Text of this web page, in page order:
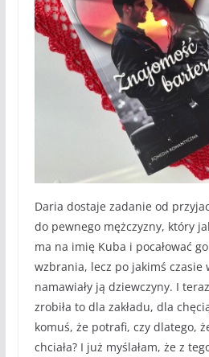
Daria dostaje zadanie od
do pewnego mężczyzny, który
ma na imię Kuba i pocałować
wzbrania, lecz po jakimś czasie
namawiały ją dziewczyny. I
zrobiła to dla zakładu, dla
komuś, że potrafi, czy dlatego,
chciała? I już myślałam, że z